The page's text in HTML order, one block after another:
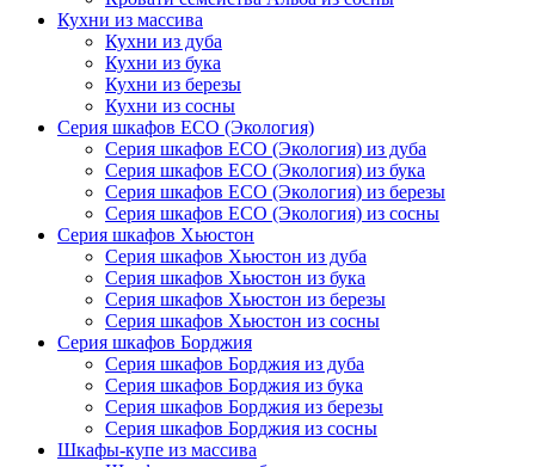
Кухни из массива
Кухни из дуба
Кухни из бука
Кухни из березы
Кухни из сосны
Серия шкафов ECO (Экология)
Серия шкафов ECO (Экология) из дуба
Серия шкафов ECO (Экология) из бука
Серия шкафов ECO (Экология) из березы
Серия шкафов ECO (Экология) из сосны
Серия шкафов Хьюстон
Серия шкафов Хьюстон из дуба
Серия шкафов Хьюстон из бука
Серия шкафов Хьюстон из березы
Серия шкафов Хьюстон из сосны
Серия шкафов Борджия
Серия шкафов Борджия из дуба
Серия шкафов Борджия из бука
Серия шкафов Борджия из березы
Серия шкафов Борджия из сосны
Шкафы-купе из массива